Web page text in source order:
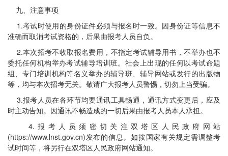
九、注意事项
1.考试时使用的身份证件必须与报名时一致。因身份证等信息不
准确而取消考试资格的，后果由报考人员自负。
2.本次招考不收取报名费用，不指定考试辅导用书，不举办也不
委托任何机构举办考试辅导培训班。社会上出现的任何以考试命题
组、专门培训机构等名义举办的辅导班、辅导网站或发行的出版物
等，均与本次招考无关。敬请广大报考人员警惕，切勿上当受骗。
3.报考人员在各环节均要通讯工具畅通，通讯方式变更后，应及
时主动告知。因通讯不畅造成的一切后果由报考人员本人承担。
4.报考人员须密切关注双塔区人民政府网站
(https://www.lnst.gov.cn)发布的信息。如按国家有关规定需调整考
试时间等，将另行在双塔区人民政府网站通知。